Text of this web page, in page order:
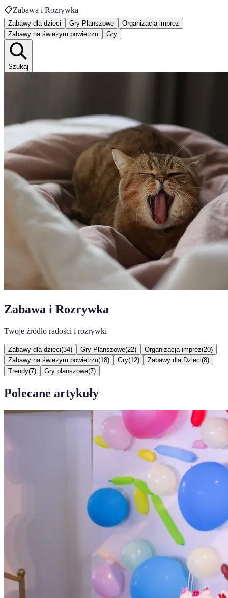
📋Zabawa i Rozrywka
Zabawy dla dzieci Gry Planszowe
Organizacja imprez
Zabawy na świeżym powietrzu
Gry
Szukaj
Zabawa i Rozrywka
Twoje źródło radości i rozrywki
Zabawy dla dzieci(34) Gry Planszowe(22) Organizacja imprez(20)
Zabawy na świeżym powietrzu(18) Gry(12) Zabawy dla Dzieci(8)
Trendy(7) Gry planszowe(7)
Polecane artykuły